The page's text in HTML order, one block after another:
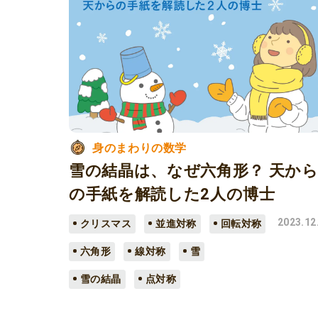
身のまわりの数学
雪の結晶は、なぜ六角形？ 天から
の手紙を解読した2人の博士
クリスマス 並進対称 回転対称
六角形 線対称 雪
雪の結晶 点対称